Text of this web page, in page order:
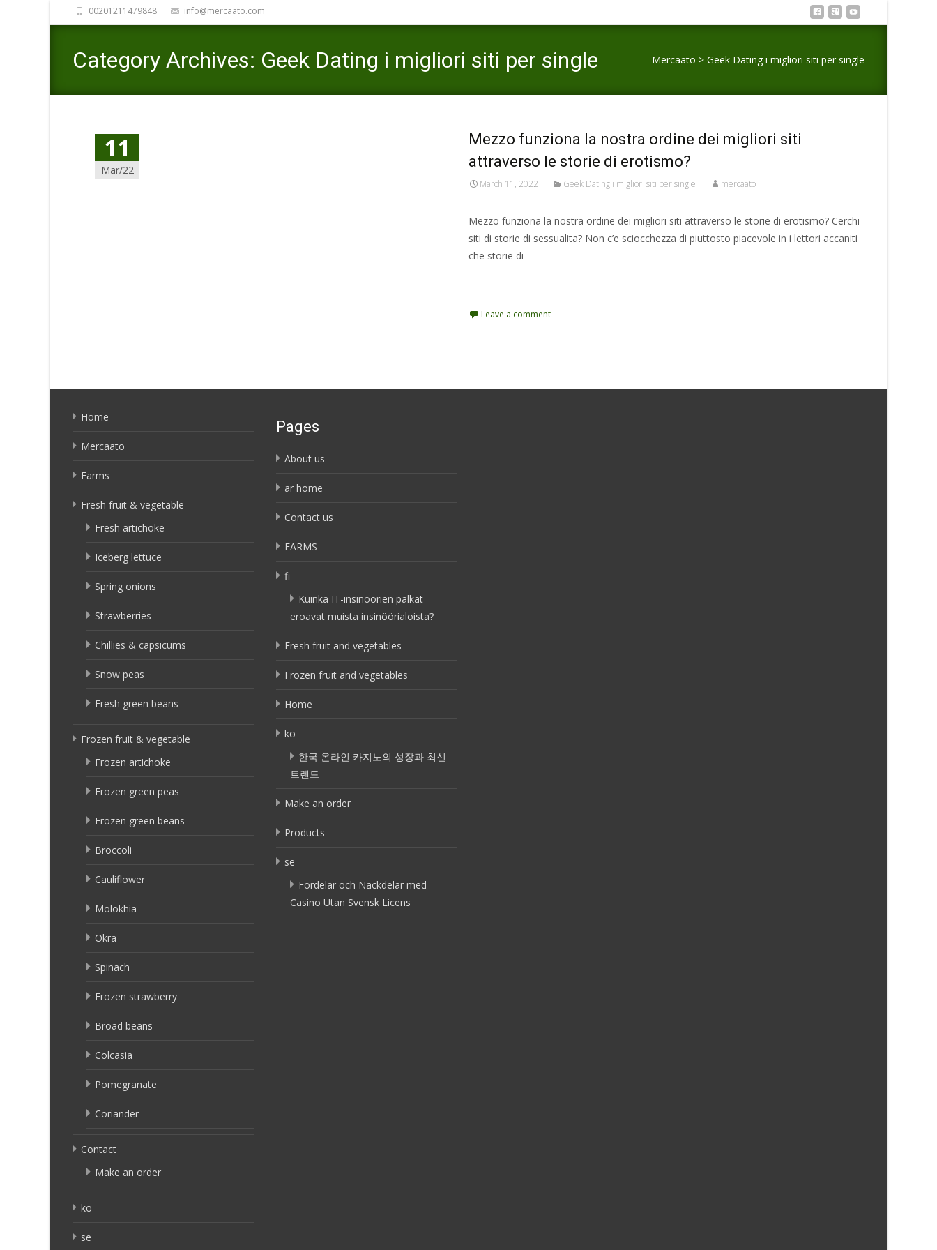
00201211479848 info@mercaato.com
Category Archives: Geek Dating i migliori siti per single Mercaato > Geek Dating i migliori siti per single
11
Mar/22
Mezzo funziona la nostra ordine dei migliori siti
attraverso le storie di erotismo?
March 11, 2022 Geek Dating i migliori siti per single mercaato .
Mezzo funziona la nostra ordine dei migliori siti attraverso le storie di erotismo? Cerchi
siti di storie di sessualita? Non c’e sciocchezza di piuttosto piacevole in i lettori accaniti
che storie di
Leave a comment
Home
Mercaato
Farms
Fresh fruit & vegetable
Fresh artichoke
Iceberg lettuce
Spring onions
Strawberries
Chillies & capsicums
Snow peas
Fresh green beans
Frozen fruit & vegetable
Frozen artichoke
Frozen green peas
Frozen green beans
Broccoli
Cauliflower
Molokhia
Okra
Spinach
Frozen strawberry
Broad beans
Colcasia
Pomegranate
Coriander
Contact
Make an order
ko
se
Pages
About us
ar home
Contact us
FARMS
fi
Kuinka IT-insinöörien palkat
eroavat muista insinöörialoista?
Fresh fruit and vegetables
Frozen fruit and vegetables
Home
ko
한국 온라인 카지노의 성장과 최신
트렌드
Make an order
Products
se
Fördelar och Nackdelar med
Casino Utan Svensk Licens